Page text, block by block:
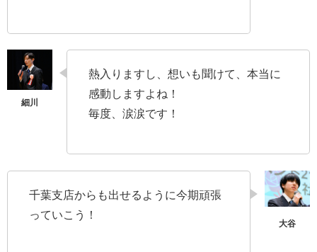
熱入りますし、想いも聞けて、本当に
感動しますよね！
毎度、涙涙です！
千葉支店からも出せるように今期頑張
っていこう！